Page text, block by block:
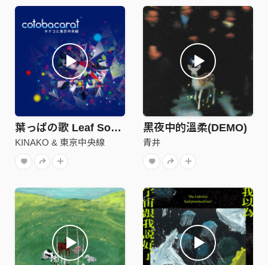
葉っぱの歌 Leaf Song / 葉子歌
KINAKO & 東京中央線
黑夜中的溫柔(DEMO)
青井